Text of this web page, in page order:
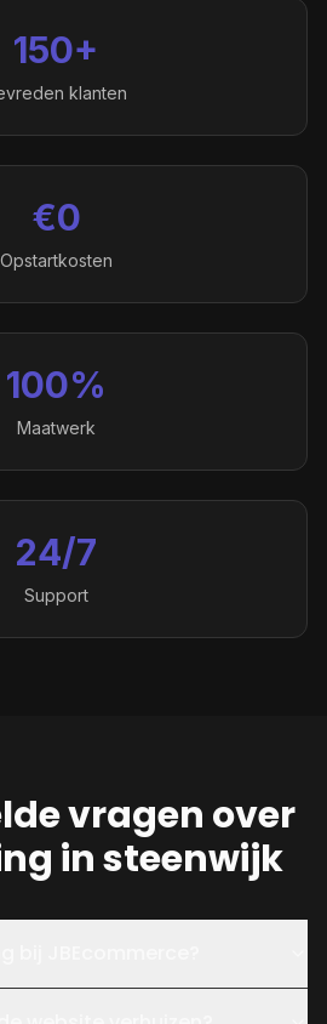
150+
klanten
€0
Opstartkosten
100%
Maatwerk
24/7
Support
vragen over
in steenwijk